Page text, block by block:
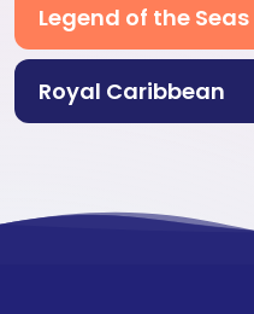
Legend of the Seas
Royal Caribbean